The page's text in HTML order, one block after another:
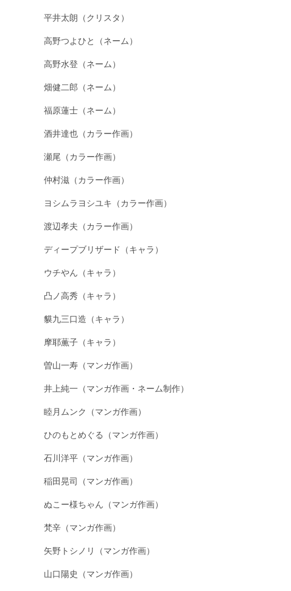
平井太朗（クリスタ）
高野つよひと（ネーム）
高野水登（ネーム）
畑健二郎（ネーム）
福原蓮士（ネーム）
酒井達也（カラー作画）
瀬尾（カラー作画）
仲村滋（カラー作画）
ヨシムラヨシユキ（カラー作画）
渡辺孝夫（カラー作画）
ディープブリザード（キャラ）
ウチやん（キャラ）
凸ノ高秀（キャラ）
貘九三口造（キャラ）
摩耶薫子（キャラ）
曽山一寿（マンガ作画）
井上純一（マンガ作画・ネーム制作）
睦月ムンク（マンガ作画）
ひのもとめぐる（マンガ作画）
石川洋平（マンガ作画）
稲田晃司（マンガ作画）
ぬこー様ちゃん（マンガ作画）
梵辛（マンガ作画）
矢野トシノリ（マンガ作画）
山口陽史（マンガ作画）